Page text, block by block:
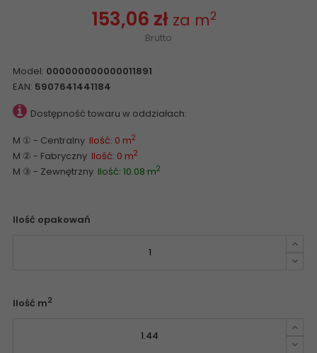
153,06 zł za m2
Brutto
Model: 000000000000011891
EAN: 5907641441184
Dostępność towaru w oddziałach:
M ① - Centralny Ilość: 0 m2
M ② - Fabryczny Ilość: 0 m2
M ③ - Zewnętrzny Ilość: 10.08 m2
Ilość opakowań
Ilość m2